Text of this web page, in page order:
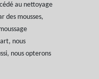
au nettoyage
des mousses,
nous
nous opterons